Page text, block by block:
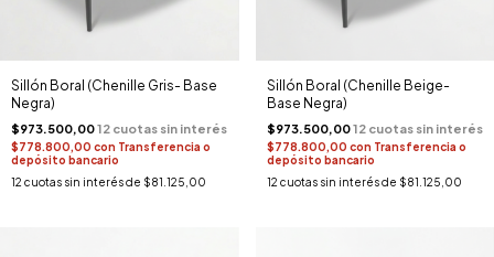
Sillón Boral (Chenille Gris- Base
Negra)
$973.500,00
$778.800,00 con Transferencia o
depósito bancario
12 cuotas sin interés de $81.125,00
Sillón Boral (Chenille Beige-
Base Negra)
$973.500,00
$778.800,00 con Transferencia o
depósito bancario
12 cuotas sin interés de $81.125,00